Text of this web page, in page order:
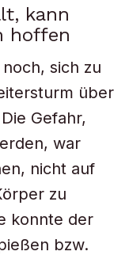
kann
hoffen
sich zu
über
Gefahr,
war
nicht auf
zu
konnte der
bzw.